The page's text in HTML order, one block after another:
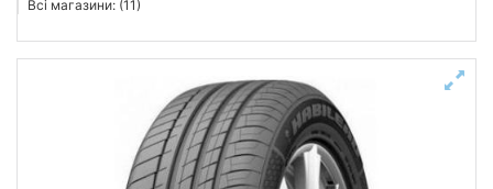
Всі магазини: (11)